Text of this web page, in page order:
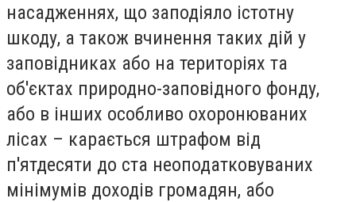
насадженнях, що заподіяло істотну
шкоду, а також вчинення таких дій у
заповідниках або на територіях та
об'єктах природно-заповідного фонду,
або в інших особливо охоронюваних
лісах – карається штрафом від
п'ятдесяти до ста неоподатковуваних
мінімумів доходів громадян, або